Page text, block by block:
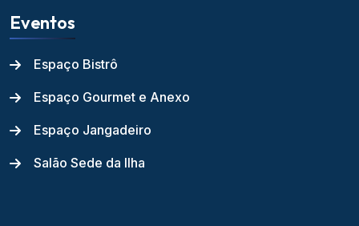
Eventos
Espaço Bistrô
Espaço Gourmet e Anexo
Espaço Jangadeiro
Salão Sede da Ilha